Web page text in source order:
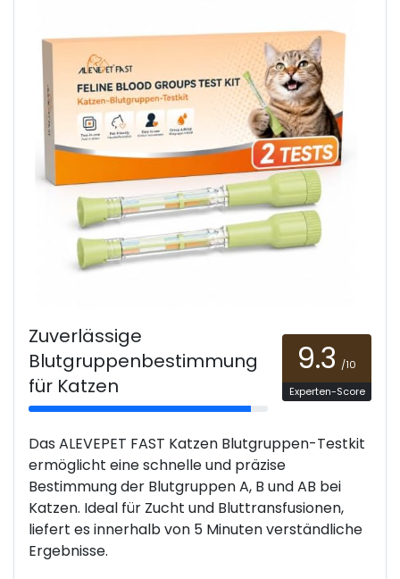
Zuverlässige
Blutgruppenbestimmung
für Katzen
9.3 /10
Experten-Score
Das ALEVEPET FAST Katzen Blutgruppen-Testkit
ermöglicht eine schnelle und präzise
Bestimmung der Blutgruppen A, B und AB bei
Katzen. Ideal für Zucht und Bluttransfusionen,
liefert es innerhalb von 5 Minuten verständliche
Ergebnisse.